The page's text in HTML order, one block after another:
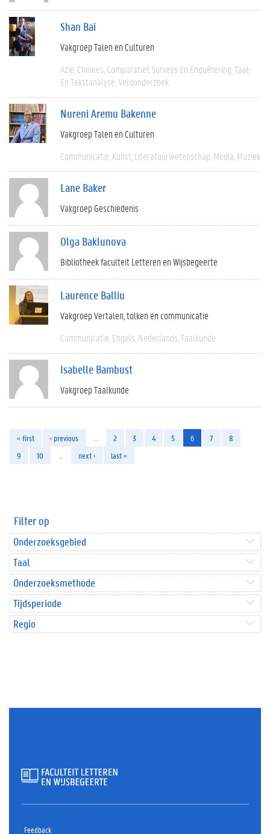
Shan Bai
Vakgroep Talen en Culturen
Azië Chinees Comparatief Surveys En Enquêtering Taal-
En Tekstanalyse Veldonderzoek
Nureni Aremu Bakenne
Vakgroep Talen en Culturen
Communicatie Kunst Literatuurwetenschap Media Muziek
Lane Baker
Vakgroep Geschiedenis
Olga Baklunova
Bibliotheek faculteit Letteren en Wijsbegeerte
Laurence Balliu
Vakgroep Vertalen, tolken en communicatie
Communicatie Engels Nederlands Taalkunde
Isabelle Bambust
Vakgroep Taalkunde
« first ‹ previous 2 3 4 5 6 7
8
9
10 next › last »
Filter op
Onderzoeksgebied
Taal
Onderzoeksmethode
Tijdsperiode
Regio
Feedback